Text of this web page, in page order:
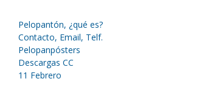
Pelopantón, ¿qué es?
Contacto, Email, Telf.
Pelopanpósters
Descargas CC
11 Febrero